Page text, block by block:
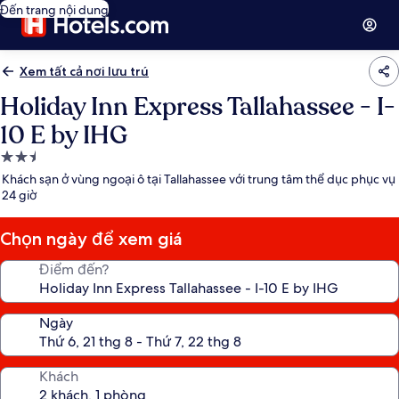
Đến trang nội dung
Xem tất cả nơi lưu trú
Holiday Inn Express Tallahassee - I-
10 E by IHG
Nơi
lưu
trú
2.5
sao
Khách sạn ở vùng ngoại ô tại Tallahassee với trung tâm thể dục phục vụ
24 giờ
Chọn ngày để xem giá
Điểm đến?
Ngày
Khách